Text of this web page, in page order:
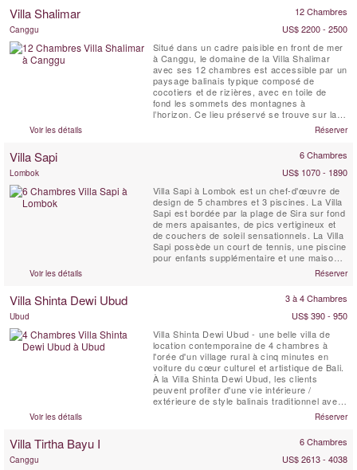
tout dans un magnifique endroit insulaire
Villa Shalimar 12 Chambres
Canggu
US$ 2200 - 2500
Situé dans un cadre paisible en front de mer
à Canggu, le domaine de la Villa Shalimar
avec ses 12 chambres est accessible par un
paysage balinais typique composé de
cocotiers et de rizières, avec en toile de
fond les sommets des montagnes à
l’horizon. Ce lieu préservé se trouve sur la
côte sud-ouest, juste à côté du village
traditionnel de Seseh, où la vie a peu changé
Voir les détails Réserver
Villa Sapi 6 Chambres
Lombok
US$ 1070 - 1890
Villa Sapi à Lombok est un chef-d'œuvre de
design de 5 chambres et 3 piscines. La Villa
Sapi est bordée par la plage de Sira sur fond
de mers apaisantes, de pics vertigineux et
de couchers de soleil sensationnels. La Villa
Sapi possède un court de tennis, une piscine
pour enfants supplémentaire et une maison
d'hôtes indépendante de 2 chambres. Sapi à
cuisine gastronomique. Le vaste jardin en...
Voir les détails Réserver
Villa Shinta Dewi Ubud 3 à 4 Chambres
Ubud
US$ 390 - 950
Villa Shinta Dewi Ubud - une belle villa de
location contemporaine de 4 chambres à
l'orée d'un village rural à cinq minutes en
voiture du cœur culturel et artistique de Bali.
À la Villa Shinta Dewi Ubud, les clients
peuvent profiter d'une vie intérieure /
extérieure de style balinais traditionnel avec
tout le confort high-tech d'un hôtel cinq
Voir les détails Réserver
Villa Tirtha Bayu I 6 Chambres
Canggu
US$ 2613 - 4038